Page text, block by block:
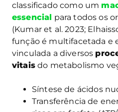
classificado como um
essencial para todos os
(Kumar et al. 2023;
função é multifacetada e
vinculada a diversos
vitaisdo metabolismo
Síntese de ácidos
Transferência de